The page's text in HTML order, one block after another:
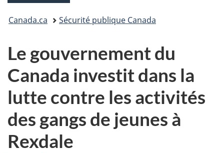
Vous
ici :
Canada.ca Sécurité publique Canada
Le gouvernement du
Canada investit dans la
lutte contre les activités
des gangs de jeunes à
Rexdale